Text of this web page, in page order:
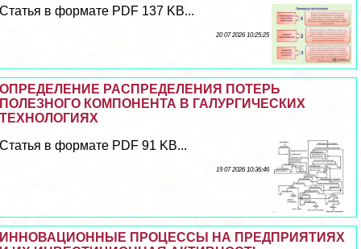
Статья в формате PDF 137 KB...
20 07 2026 10:25:25
ОПРЕДЕЛЕНИЕ РАСПРЕДЕЛЕНИЯ ПОТЕРЬ
ПОЛЕЗНОГО КОМПОНЕНТА В ГАЛУРГИЧЕСКИХ
ТЕХНОЛОГИЯХ
Статья в формате PDF 91 KB...
19 07 2026 10:36:46
ИННОВАЦИОННЫЕ ПРОЦЕССЫ НА ПРЕДПРИЯТИЯХ